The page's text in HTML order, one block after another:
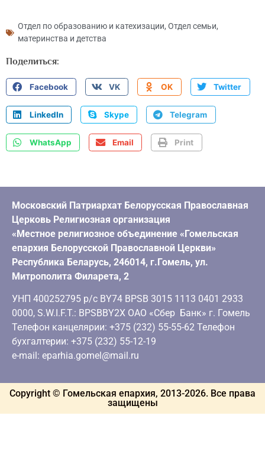
Отдел по образованию и катехизации, Отдел семьи,
материнства и детства
Поделиться:
Facebook VK OK Twitter
LinkedIn Skype Telegram
WhatsApp Email Print
Московский Патриархат Белорусская Православная
Церковь Религиозная организация
«Местное религиозное объединение «Гомельская
епархия Белорусской Православной Церкви»
Республика Беларусь, 246014, г.Гомель, ул.
Митрополита Филарета, 2
УНП 400252795 р/с BY74 BPSB 3015 1113 0401 2933
0000, S.W.I.F.T.: BPSBBY2X ОАО «Сбер Банк» г. Гомель
Телефон канцелярии: +375 (232) 55-55-62 Телефон
бухгалтерии: +375 (232) 55-12-19
e-mail: eparhia.gomel@mail.ru
Copyright © Гомельская епархия, 2013-2026. Все права
защищены